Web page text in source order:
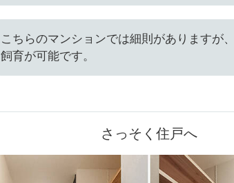
こちらのマンションでは細則がありますが
飼育が可能です。
さっそく住戸へ